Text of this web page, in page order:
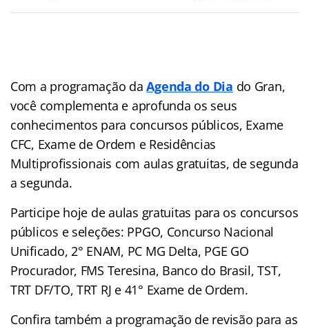
Com a programação daAgenda do Dia do Gran,
você complementa e aprofunda os seus
conhecimentos para concursos públicos, Exame
CFC, Exame de Ordem e Residências
Multiprofissionais com aulas gratuitas, de segunda
a segunda.
Participe hoje de aulas gratuitas para os concursos
públicos e seleções: PPGO, Concurso Nacional
Unificado, 2° ENAM, PC MG Delta, PGE GO
Procurador, FMS Teresina, Banco do Brasil, TST,
TRT DF/TO, TRT RJ e 41° Exame de Ordem.
Confira também a programação de revisão para as